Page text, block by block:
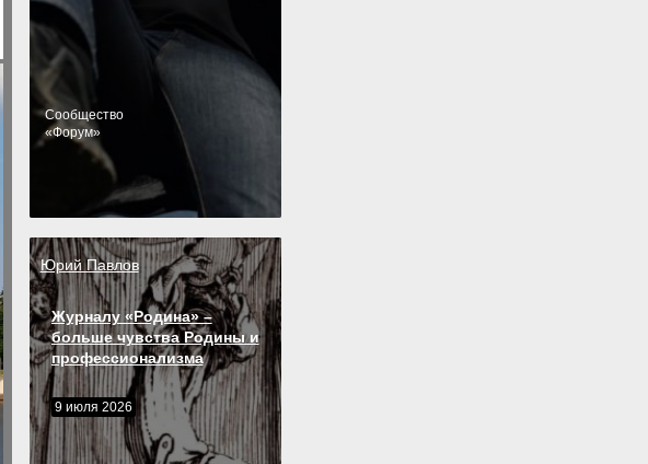
Cообщество
«Форум»
Юрий Павлов
Журналу «Родина» –
больше чувства Родины и
профессионализма
9 июля 2026